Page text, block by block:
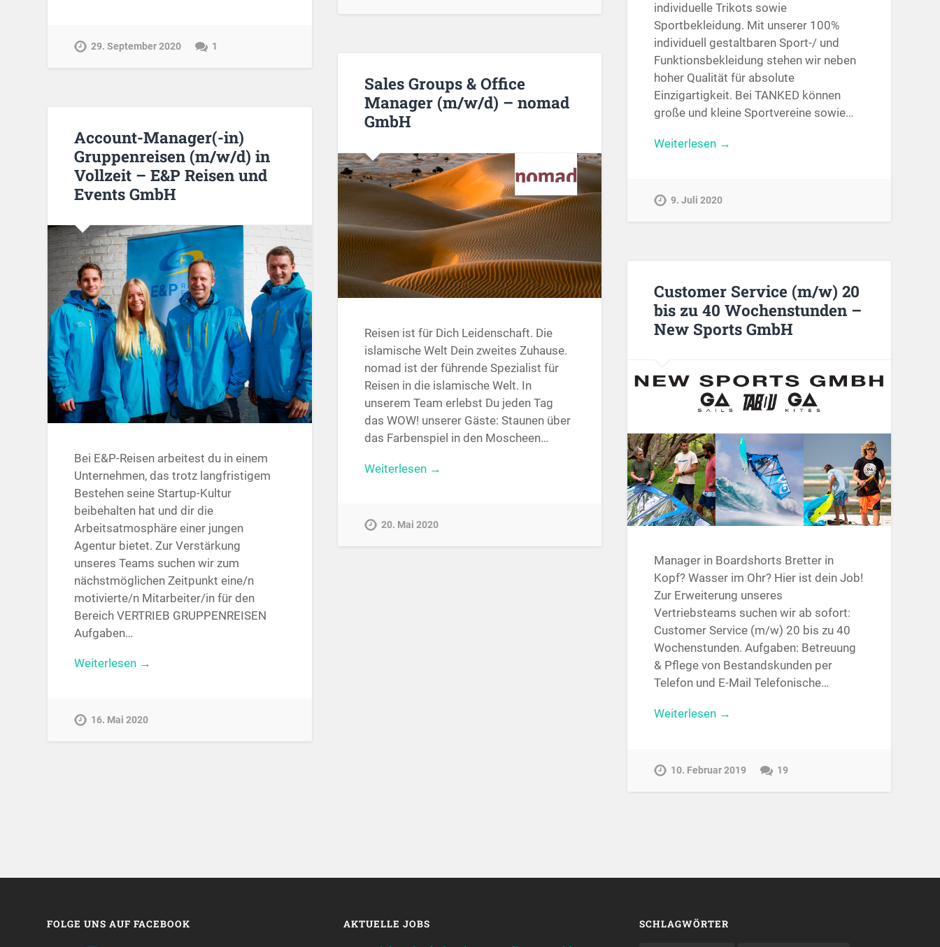
29. September 2020 1
individuelle Trikots sowie
Sportbekleidung. Mit unserer 100%
individuell gestaltbaren Sport-/ und
Funktionsbekleidung stehen wir neben
hoher Qualität für absolute
Einzigartigkeit. Bei TANKED können
große und kleine Sportvereine sowie…
Weiterlesen →
9. Juli 2020
Sales Groups & Office
Manager (m/w/d) – nomad
GmbH
Reisen ist für Dich Leidenschaft. Die
islamische Welt Dein zweites Zuhause.
nomad ist der führende Spezialist für
Reisen in die islamische Welt. In
unserem Team erlebst Du jeden Tag
das WOW! unserer Gäste: Staunen über
das Farbenspiel in den Moscheen…
Weiterlesen →
20. Mai 2020
Account-Manager(-in)
Gruppenreisen (m/w/d) in
Vollzeit – E&P Reisen und
Events GmbH
Bei E&P-Reisen arbeitest du in einem
Unternehmen, das trotz langfristigem
Bestehen seine Startup-Kultur
beibehalten hat und dir die
Arbeitsatmosphäre einer jungen
Agentur bietet. Zur Verstärkung
unseres Teams suchen wir zum
nächstmöglichen Zeitpunkt eine/n
motivierte/n Mitarbeiter/in für den
Bereich VERTRIEB GRUPPENREISEN
Aufgaben…
Weiterlesen →
16. Mai 2020
Customer Service (m/w) 20
bis zu 40 Wochenstunden –
New Sports GmbH
Manager in Boardshorts Bretter in
Kopf? Wasser im Ohr? Hier ist dein Job!
Zur Erweiterung unseres
Vertriebsteams suchen wir ab sofort:
Customer Service (m/w) 20 bis zu 40
Wochenstunden. Aufgaben: Betreuung
& Pflege von Bestandskunden per
Telefon und E-Mail Telefonische…
Weiterlesen →
10. Februar 2019 19
FOLGE UNS AUF FACEBOOK AKTUELLE JOBS SCHLAGWÖRTER